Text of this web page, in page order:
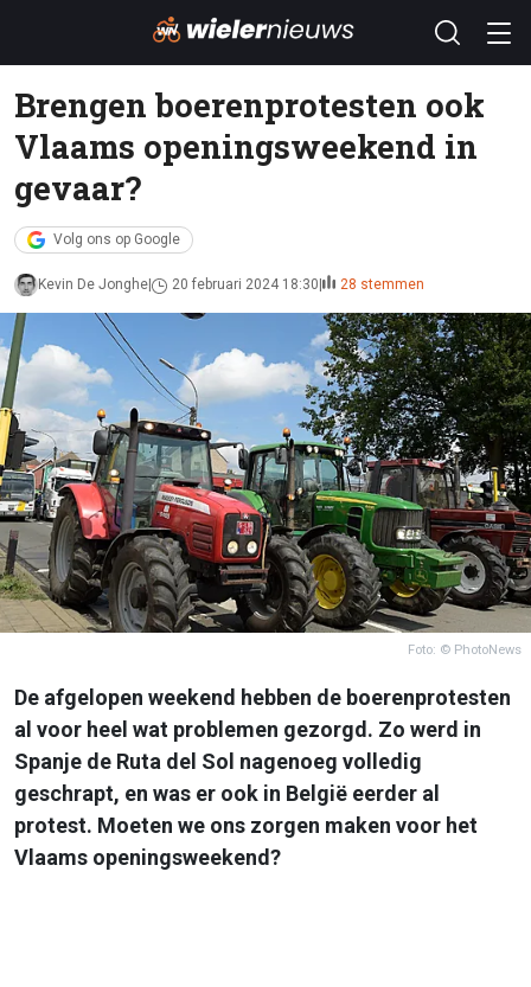
Brengen boerenprotesten ook
Vlaams openingsweekend in
gevaar?
Volg ons op Google
Kevin De Jonghe 20 februari 2024 18:30 28 stemmen
Foto: © PhotoNews
De afgelopen weekend hebben de boerenprotesten
al voor heel wat problemen gezorgd. Zo werd in
Spanje de Ruta del Sol nagenoeg volledig
geschrapt, en was er ook in België eerder al
protest. Moeten we ons zorgen maken voor het
Vlaams openingsweekend?